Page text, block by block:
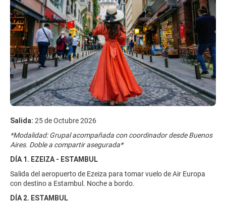
Salida: 25 de Octubre 2026
*Modalidad: Grupal acompañada con coordinador desde Buenos
Aires. Doble a compartir asegurada*
DÍA 1. EZEIZA - ESTAMBUL
Salida del aeropuerto de Ezeiza para tomar vuelo de Air Europa
con destino a Estambul. Noche a bordo.
DÍA 2. ESTAMBUL